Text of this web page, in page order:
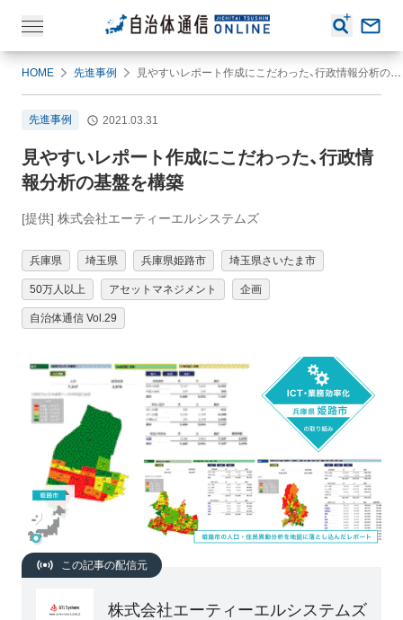
HOME 先進事例 見やすいレポート作成にこだわった、行政情報分析の基盤を構築
先進事例 2021.03.31
見やすいレポート作成にこだわった、行政情
報分析の基盤を構築
[提供] 株式会社エーティーエルシステムズ
兵庫県 埼玉県 兵庫県姫路市 埼玉県さいたま市
50万人以上 アセットマネジメント 企画
自治体通信 Vol.29
この記事の配信元
株式会社エーティーエルシステムズ